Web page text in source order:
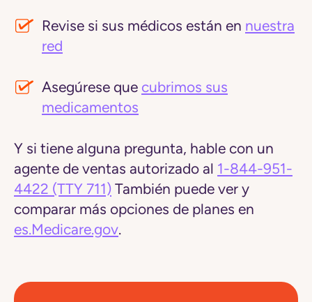
Revise si sus médicos están en nuestra
red
Asegúrese que cubrimos sus
medicamentos
Y si tiene alguna pregunta, hable con un
agente de ventas autorizado al 1-844-951-
4422 (TTY 711) También puede ver y
comparar más opciones de planes en
es.Medicare.gov.